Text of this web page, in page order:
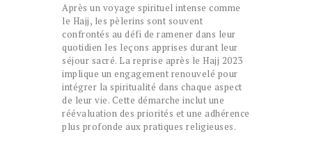
Après un voyage spirituel intense comme
le Hajj, les pèlerins sont souvent
confrontés au défi de ramener dans leur
quotidien les leçons apprises durant leur
séjour sacré. La reprise après le Hajj 2023
implique un engagement renouvelé pour
intégrer la spiritualité dans chaque aspect
de leur vie. Cette démarche inclut une
réévaluation des priorités et une adhérence
plus profonde aux pratiques religieuses.